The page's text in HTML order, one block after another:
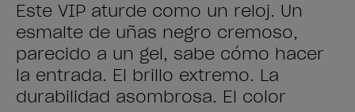
Este VIP aturde como un reloj. Un
esmalte de uñas negro cremoso,
parecido a un gel, sabe cómo hacer
la entrada. El brillo extremo. La
durabilidad asombrosa. El color